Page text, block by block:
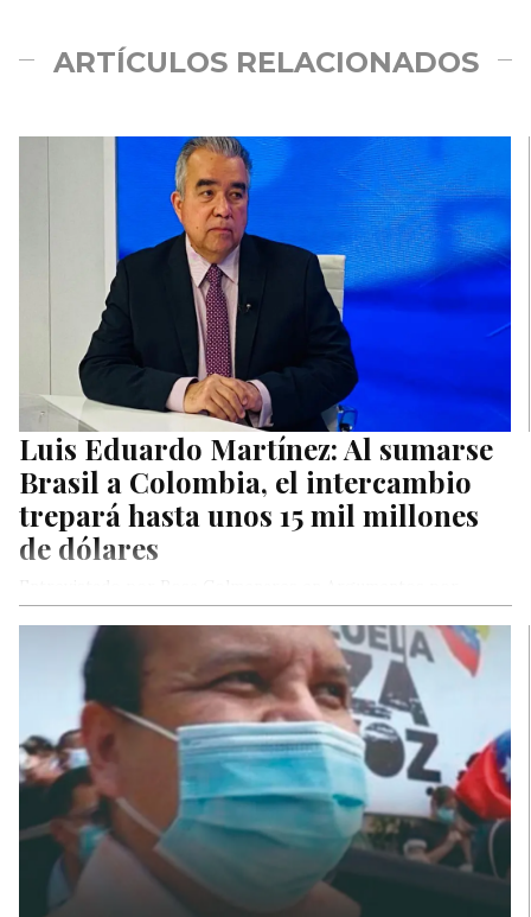
ARTÍCULOS RELACIONADOS
Luis Eduardo Martínez: Al sumarse
Brasil a Colombia, el intercambio
trepará hasta unos 15 mil millones
de dólares
Globovision, el diputado de la Asamblea Nacional, Luis
Eduardo Martínez, afirmó que la…